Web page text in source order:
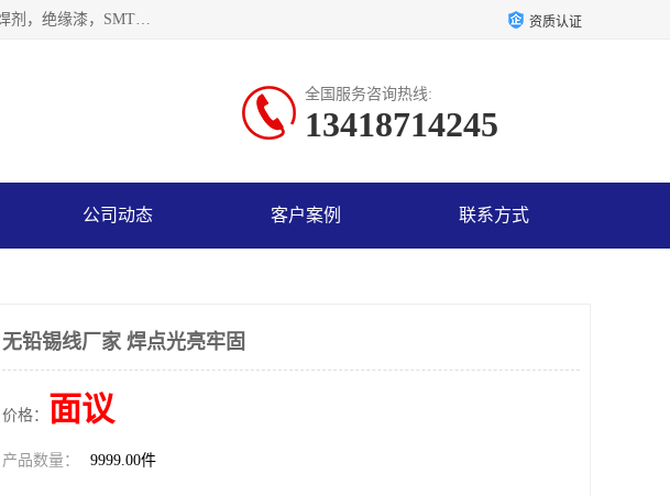
深圳市海云森科技有限公司是一家生产及销售为一体的化工科技公司，生产经营的主要产品：SMT锡膏，助焊剂，绝缘漆，SMT红胶，锡条，锡线 等电子辅料系列产品。海云森科技公司自成立以来一贯坚持“发展是根本质量是生存、服务第一”企业宗旨，其发展速度成为同行业的佼佼者，秉承国际大潮到来之际，公司以环境保护为己任，率先开发出无铅焊锡膏，无铅助焊剂，无铅清洗剂等产品。 资质认证
全国服务咨询热线:
13418714245
公司动态 客户案例 联系方式
无铅锡线厂家 焊点光亮牢固
价格： 面议
产品数量： 9999.00件